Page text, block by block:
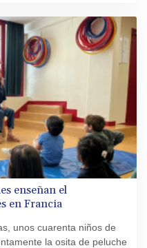
enseñan el
en Francia
unos cuarenta niños de
la osita de peluche